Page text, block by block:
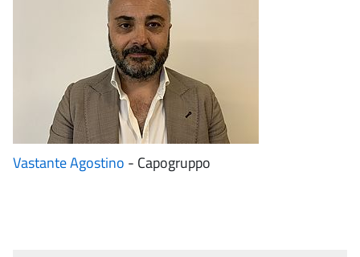
Vastante Agostino - Capogruppo